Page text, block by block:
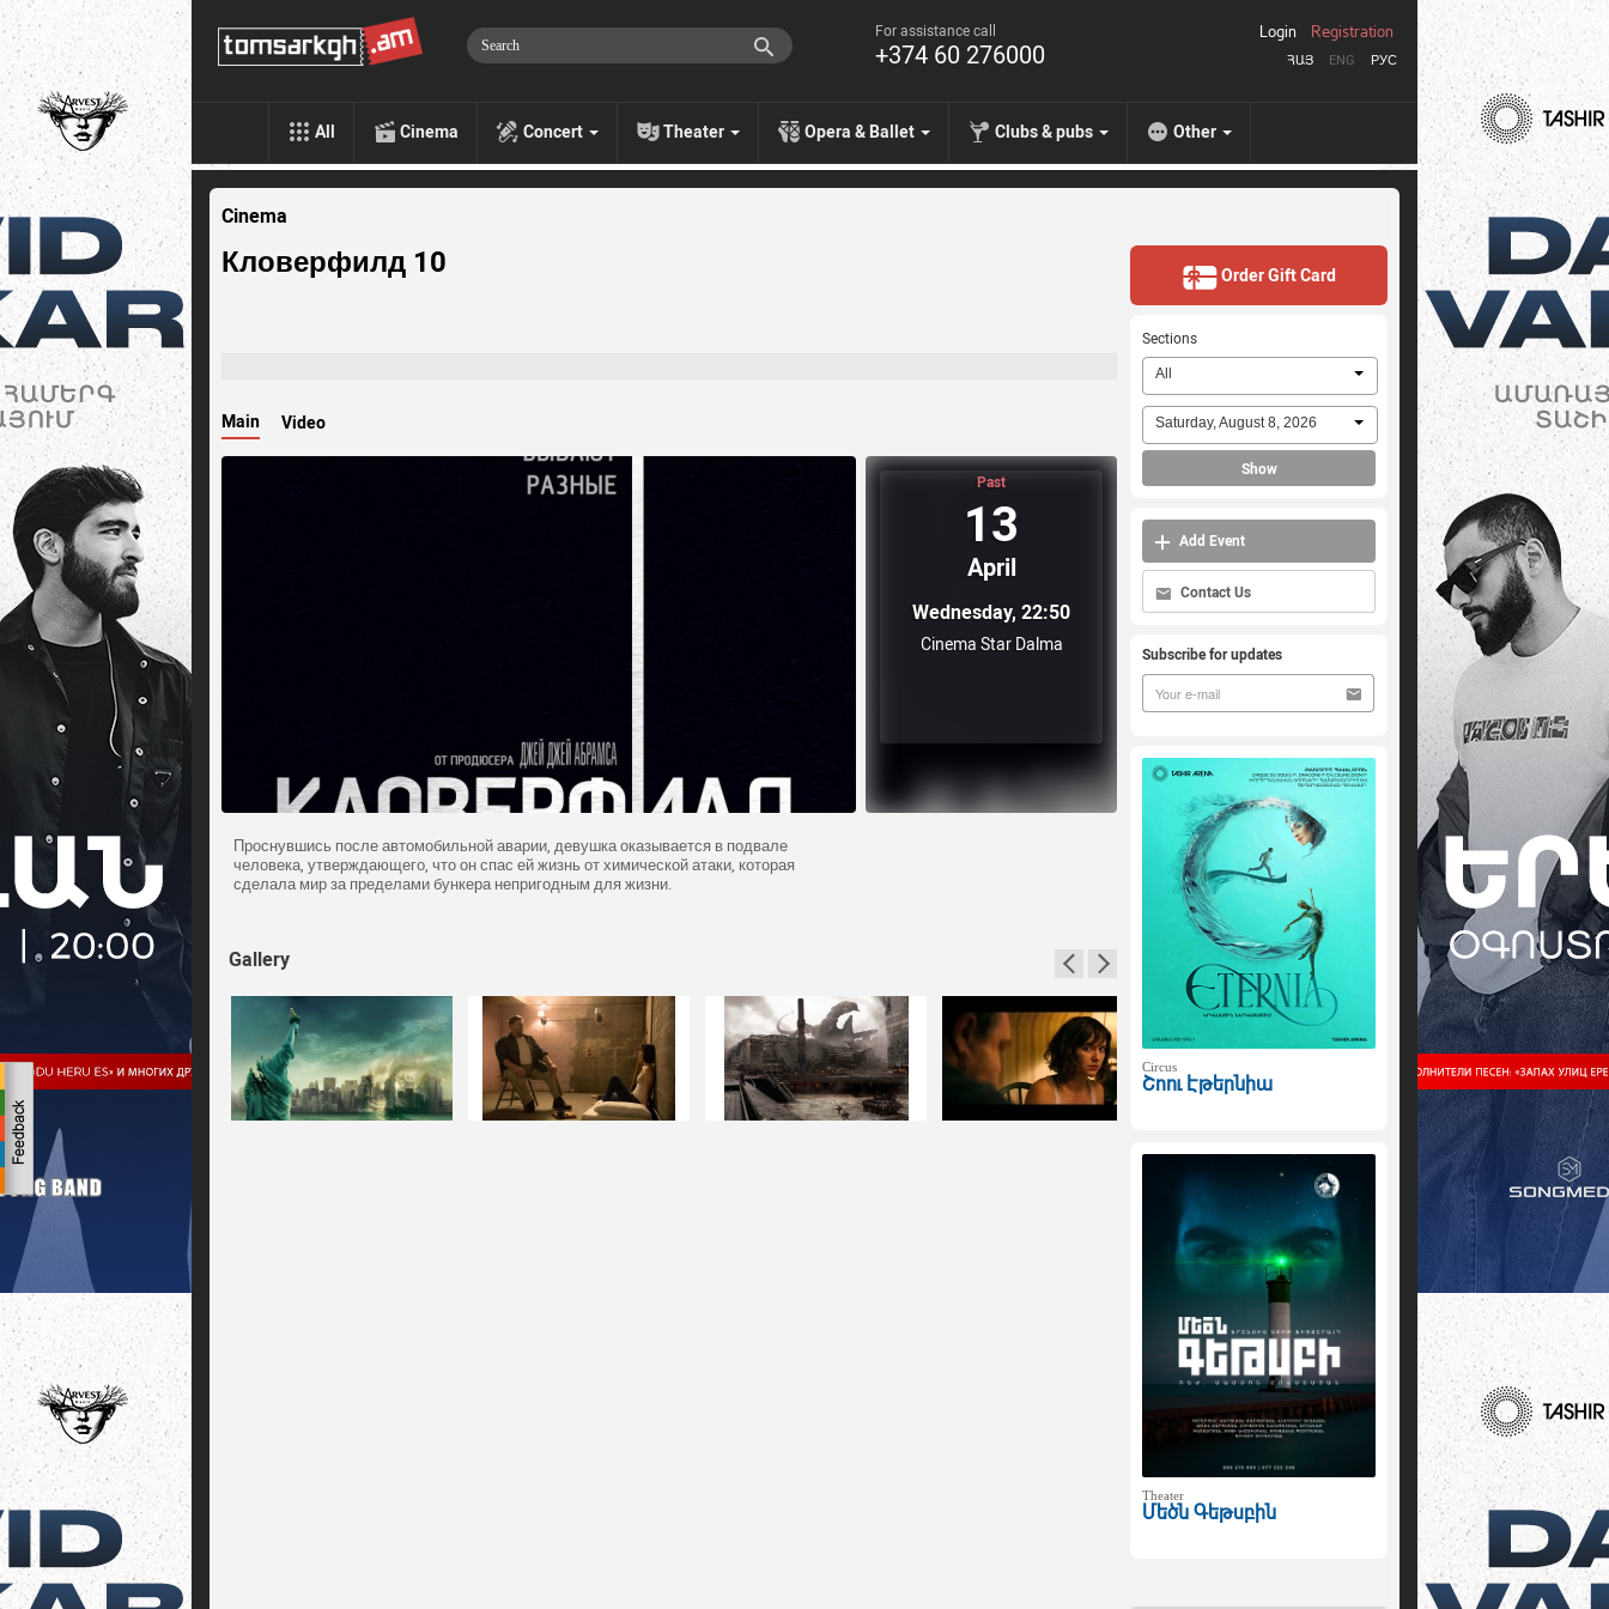
For assistance call
+374 60 276000 ՀԱՅ ENG РУС
Login Registration
All Cinema Concert Theater Opera & Ballet Clubs & pubs Other
Cinema
Кловерфилд 10
Main Video
Past
13
April
Wednesday, 22:50
Cinema Star Dalma
Проснувшись после автомобильной аварии, девушка оказывается в подвале
человека, утверждающего, что он спас ей жизнь от химической атаки, которая
сделала мир за пределами бункера непригодным для жизни.
Gallery
Order Gift Card
Sections
All
Saturday, August 8, 2026
Show
Add Event
Contact Us
Subscribe for updates
Circus
Շոու Էթերնիա
Theater
Մեծն Գեթսբին